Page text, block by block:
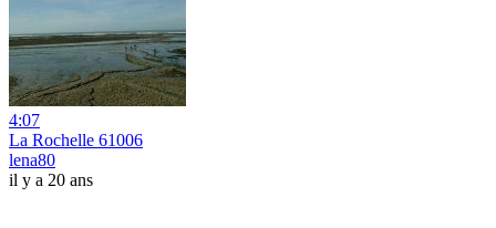
4:07
La Rochelle 61006
lena80
il y a 20 ans